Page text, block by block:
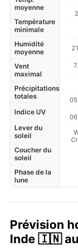
moyenne
Température
minimale
Humidité
moyenne
Vent
maximal
Précipitations
totales
Indice UV
Lever du
soleil
Coucher du
soleil
Phase de la
lune
Prévision
Inde 🇮🇳